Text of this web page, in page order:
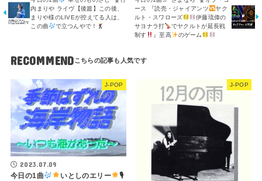
内まりや ライヴ【後篇】この後、
まりや様のLIVEが控えてる人は、
この曲
で立つんやで！
ース 『読売・ジャイアンツ
ヤク
ルト・スワローズ
伊藤琉偉の
サヨナラ打
でヤクルトが延長戦
制す
』至高 のゲーム
RECOMMEND
J-POP
2023.07.09
今日の1曲 いとしのエリー
🎙
J-POP